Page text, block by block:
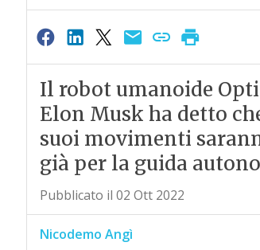
Il robot umanoide
Elon Musk ha detto
suoi movimenti
già per la guida
Pubblicato il 02 Ott 2022
Nicodemo Angì